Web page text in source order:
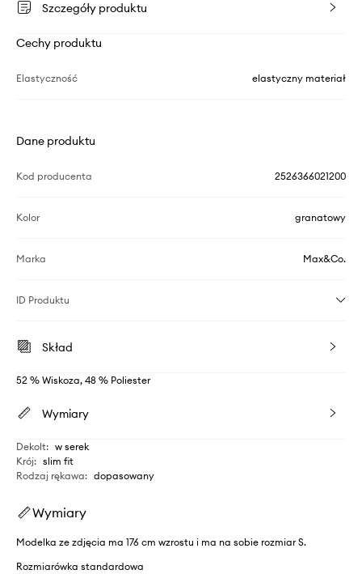
Szczegóły produktu
Cechy produktu
Elastyczność elastyczny materiał
Dane produktu
Kod producenta 2526366021200
Kolor granatowy
Marka Max&Co.
ID Produktu
Skład
52 % Wiskoza, 48 % Poliester
Wymiary
Dekolt: w serek
Krój: slim fit
Rodzaj rękawa: dopasowany
Wymiary
Modelka ze zdjęcia ma 176 cm wzrostu i ma na sobie rozmiar S.
Rozmiarówka standardowa